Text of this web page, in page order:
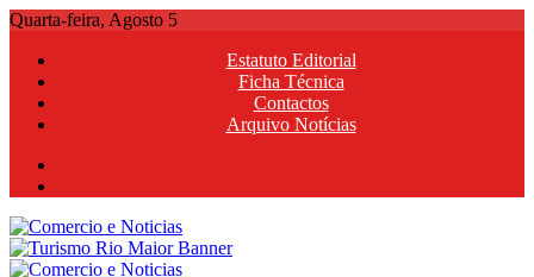
Skip
content
Quarta-feira, Agosto 5
Estatuto Editorial
Ficha Técnica
Contactos
Arquivo Notícias